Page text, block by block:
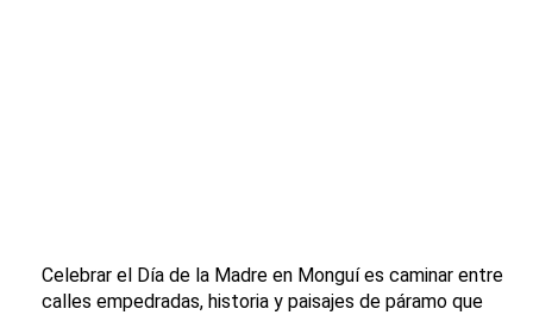
Celebrar el Día de la Madre en Monguí es caminar entre
calles empedradas, historia y paisajes de páramo que